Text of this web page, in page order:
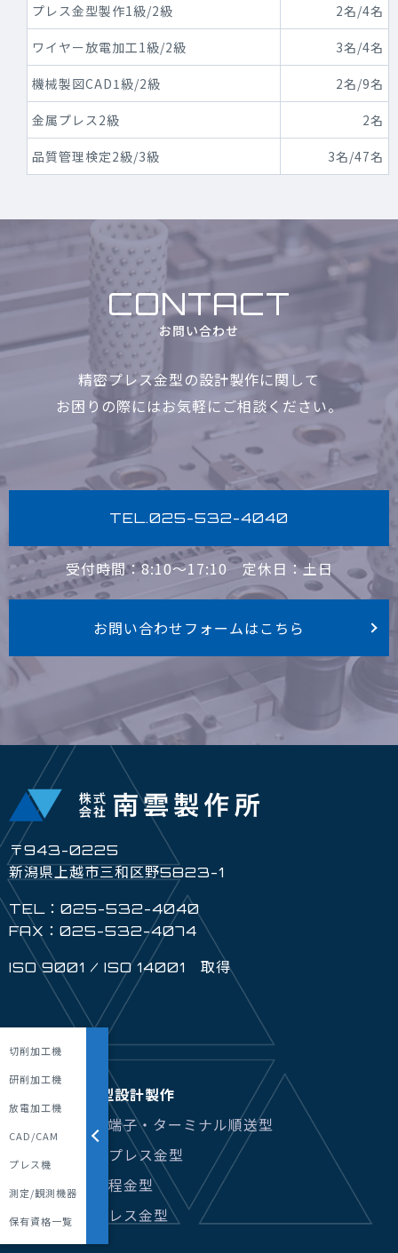
プレス金型製作1級/2級 2名/4名
ワイヤー放電加工1級/2級 3名/4名
機械製図CAD1級/2級 2名/9名
金属プレス2級 2名
品質管理検定2級/3級 3名/47名
切削加工機
研削加工機
放電加工機
CAD/CAM
プレス機
測定/観測機器
保有資格一覧
CONTACT
お問い合わせ
精密プレス金型の設計製作に関して
お困りの際にはお気軽に ご相談ください。
TEL.025-532-4040
受付時間：8:10〜17:10定休日：土日
お問い合わせフォームはこちら
〒943-0225
新潟県上越市三和区野5823-1
TEL：025-532-4040
FAX：025-532-4074
ISO 9001 / ISO 14001 取得
トップページ
精密プレス金型設計製作
- コネクタ・端子・ターミナル順送型
- 自動車部品プレス金型
- 半導体後工程金型
- 医療部品プレス金型